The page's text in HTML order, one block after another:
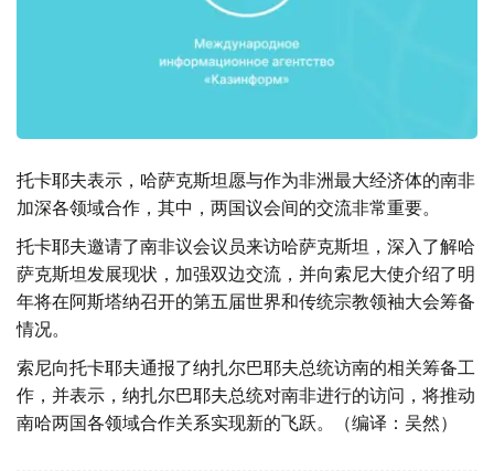
托卡耶夫表示，哈萨克斯坦愿与作为非洲最大经济体的南非
加深各领域合作，其中，两国议会间的交流非常重要。
托卡耶夫邀请了南非议会议员来访哈萨克斯坦，深入了解哈
萨克斯坦发展现状，加强双边交流，并向索尼大使介绍了明
年将在阿斯塔纳召开的第五届世界和传统宗教领袖大会筹备
情况。
索尼向托卡耶夫通报了纳扎尔巴耶夫总统访南的相关筹备工
作，并表示，纳扎尔巴耶夫总统对南非进行的访问，将推动
南哈两国各领域合作关系实现新的飞跃。（编译：吴然）